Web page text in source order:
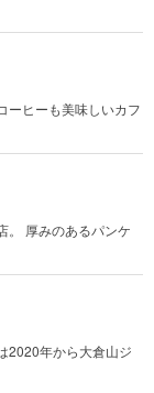
ーヒーも美味しいカフ
。 厚みのあるパンケ
2020年から大倉山ジ